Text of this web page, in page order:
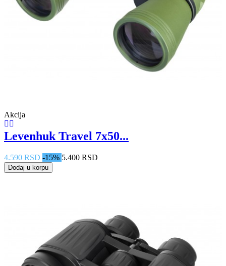
Akcija
Levenhuk Travel 7x50...
4.590 RSD -15% 5.400 RSD
Dodaj u korpu